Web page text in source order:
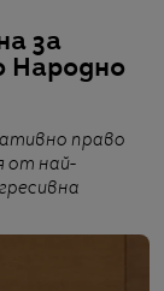
за
Народно
право
от най-